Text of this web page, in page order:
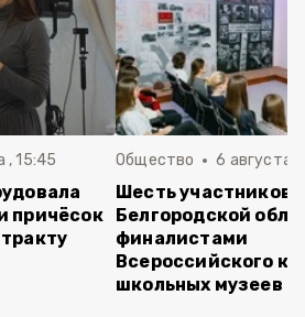
, 15:45
причёсок
Общество 6 августа ,
Шесть участников
Белгородской
финалистами
Всероссийского
школьных музеев